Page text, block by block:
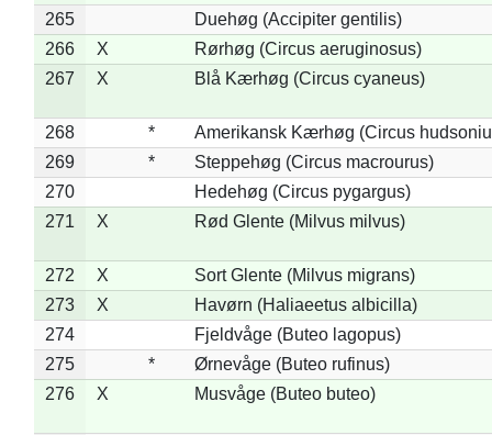
265
Duehøg (Accipiter gentilis)
266
X
Rørhøg (Circus aeruginosus)
267
X Blå Kærhøg (Circus cyaneus)
268 *
Amerikansk Kærhøg (Circus
269
*
Steppehøg (Circus macrourus)
270
Hedehøg (Circus pygargus)
271
X Rød Glente (Milvus milvus)
272 X
Sort Glente (Milvus migrans)
273
X
Havørn (Haliaeetus albicilla)
274
Fjeldvåge (Buteo lagopus)
275
*
Ørnevåge (Buteo rufinus)
276
X Musvåge (Buteo buteo)